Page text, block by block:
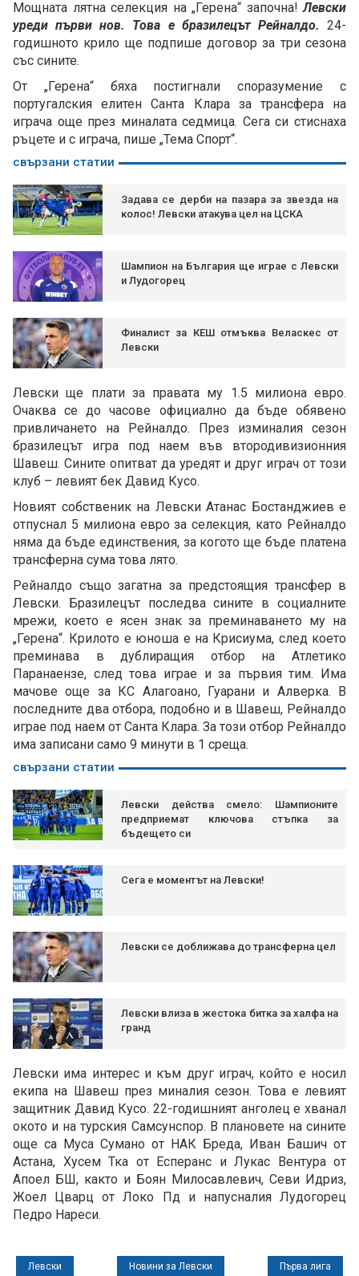
Мощната лятна селекция на „Герена“ започна!Левски
уреди първи нов. Това е бразилецът Рейналдо. 24-
годишното крило ще подпише договор за три сезона
със сините.
От „Герена“ бяха постигнали споразумение с
португалския елитен Санта Клара за трансфера на
играча още през миналата седмица. Сега си стиснаха
ръцете и с играча, пише „Тема Спорт“.
свързани статии
Задава се дерби на пазара за звезда на
колос! Левски атакува цел на ЦСКА
Шампион на България ще играе с Левски
и Лудогорец
Финалист за КЕШ отмъква Веласкес от
Левски
Левски ще плати за правата му 1.5 милиона евро.
Очаква се до часове официално да бъде обявено
привличането на Рейналдо. През изминалия сезон
бразилецът игра под наем във втородивизионния
Шавеш. Сините опитват да уредят и друг играч от този
клуб – левият бек Давид Кусо.
Новият собственик на Левски Атанас Бостанджиев е
отпуснал 5 милиона евро за селекция, като Рейналдо
няма да бъде единствения, за когото ще бъде платена
трансферна сума това лято.
Рейналдо също загатна за предстоящия трансфер в
Левски. Бразилецът последва сините в социалните
мрежи, което е ясен знак за преминаването му на
„Герена“. Крилото е юноша е на Крисиума, след което
преминава в дублиращия отбор на Атлетико
Паранаензе, след това играе и за първия тим. Има
мачове още за КС Алагоано, Гуарани и Алверка. В
последните два отбора, подобно и в Шавеш, Рейналдо
играе под наем от Санта Клара. За този отбор Рейналдо
има записани само 9 минути в 1 среща.
свързани статии
Левски действа смело: Шампионите
предприемат ключова стъпка за
бъдещето си
Сега е моментът на Левски!
Левски се доближава до трансферна цел
Левски влиза в жестока битка за халфа на
гранд
Левски има интерес и към друг играч, който е носил
екипа на Шавеш през миналия сезон. Това е левият
защитник Давид Кусо. 22-годишният анголец е хванал
окото и на турския Самсунспор. В плановете на сините
още са Муса Сумано от НАК Бреда, Иван Башич от
Астана, Хусем Тка от Есперанс и Лукас Вентура от
Апоел БШ, както и Боян Милосавлевич, Севи Идриз,
Жоел Цварц от Локо Пд и напусналия Лудогорец
Педро Нареси.
Левски Новини за Левски Първа лига